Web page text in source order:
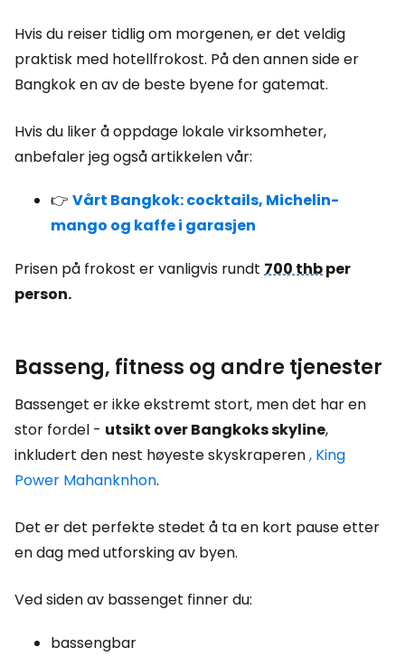
Hvis du reiser tidlig om morgenen, er det veldig
praktisk med hotellfrokost. På den annen side er
Bangkok en av de beste byene for gatemat.
Hvis du liker å oppdage lokale virksomheter,
anbefaler jeg også artikkelen vår:
👉 Vårt Bangkok: cocktails, Michelin-
mango og kaffe i garasjen
Prisen på frokost er vanligvis rundt 700 thbper
person.
Basseng, fitness og andre tjenester
Bassenget er ikke ekstremt stort, men det har en
stor fordel - utsikt over Bangkoks skyline,
inkludert den nest høyeste skyskraperen, King
Power Mahanknhon.
Det er det perfekte stedet å ta en kort pause etter
en dag med utforsking av byen.
Ved siden av bassenget finner du:
bassengbar